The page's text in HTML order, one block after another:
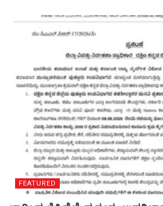
FEATURED